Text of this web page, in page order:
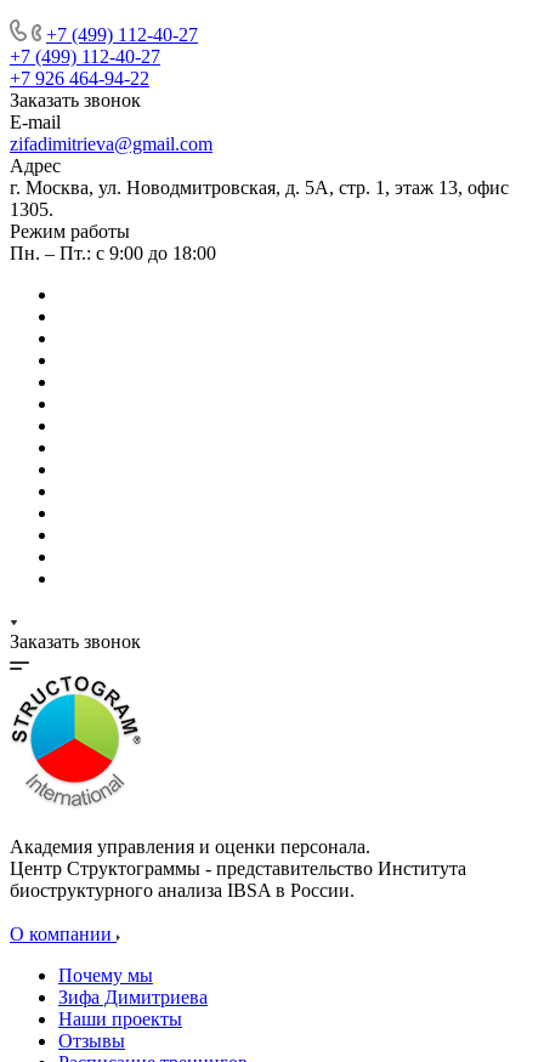
+7 (499) 112-40-27
+7 (499) 112-40-27
+7 926 464-94-22
Заказать звонок
E-mail
zifadimitrieva@gmail.com
Адрес
г. Москва, ул. Новодмитровская, д. 5А, стр. 1, этаж 13, офис
1305.
Режим работы
Пн. – Пт.: с 9:00 до 18:00
Заказать звонок
Академия управления и оценки персонала.
Центр Структограммы - представительство Института
биоструктурного анализа IBSA в России.
О компании
Почему мы
Зифа Димитриева
Наши проекты
Отзывы